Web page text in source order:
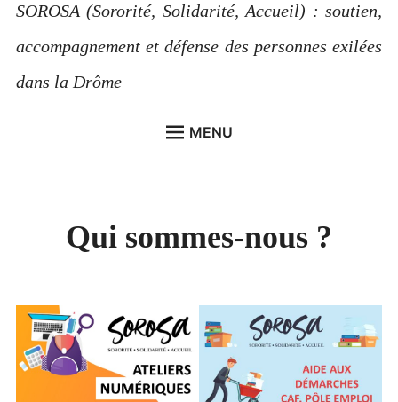
SOROSA (Sororité, Solidarité, Accueil) : soutien,
accompagnement et défense des personnes exilées
dans la Drôme
MENU
ACTIONS
LÉGISLATION
AGENDA
NOUS REJOINDRE · NOUS AIDER
Qui sommes-nous ?